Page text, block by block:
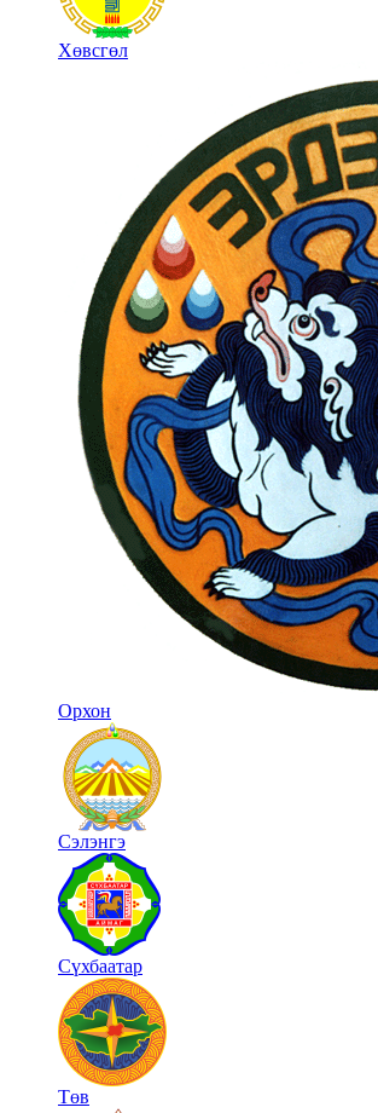
Хөвсгөл
Орхон
Сэлэнгэ
Сүхбаатар
Төв